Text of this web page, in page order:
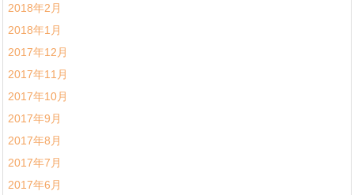
2018年2月
2018年1月
2017年12月
2017年11月
2017年10月
2017年9月
2017年8月
2017年7月
2017年6月